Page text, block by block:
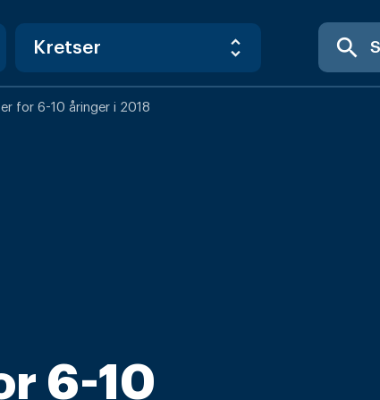
search
for 6-10 åringer i 2018
6-10